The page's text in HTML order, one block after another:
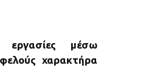
μέσω
χαρακτήρα